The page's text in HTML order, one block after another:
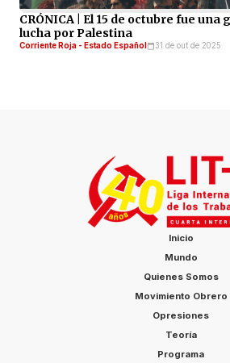
CRÓNICA | El 15 de octubre fue una
lucha por Palestina
Corriente Roja - Estado Español 31 de out de 2025
Inicio
Mundo
Quienes Somos
Movimiento Obrero
Opresiones
Teoría
Programa